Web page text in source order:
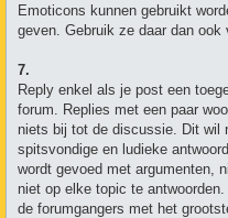
Emoticons kunnen gebruikt
geven. Gebruik ze daar dan ook
7.
Reply enkel als je post een
forum. Replies met een paar
niets bij tot de discussie. Dit wil
spitsvondige en ludieke
wordt gevoed met argumenten,
niet op elke topic te
de forumgangers met het